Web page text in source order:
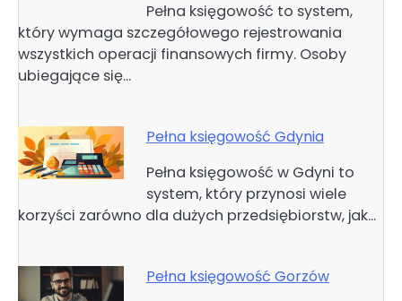
Pełna księgowość to system,
który wymaga szczegółowego rejestrowania
wszystkich operacji finansowych firmy. Osoby
ubiegające się…
Pełna księgowość Gdynia
Pełna księgowość w Gdyni to
system, który przynosi wiele
korzyści zarówno dla dużych przedsiębiorstw, jak…
Pełna księgowość Gorzów